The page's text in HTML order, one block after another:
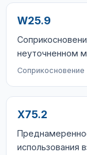
W25.9
неуточненном
X75.2
использования